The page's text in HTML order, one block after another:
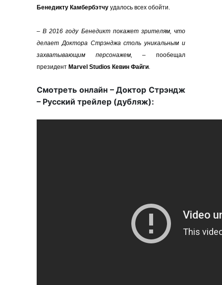
Бенедикту Камбербэтчу удалось всех обойти.
– В 2016 году Бенедикт покажет зрителям, что
делает Доктора Стрэнджа столь уникальным и
захватывающим персонажем, – пообещал
президент Marvel Studios Кевин Файги.
Смотреть онлайн – Доктор Стрэндж
– Русский трейлер (дубляж):